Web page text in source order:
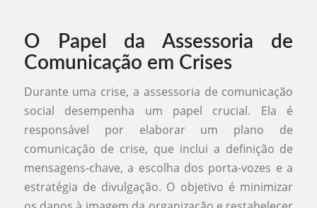
O Papel da Assessoria de
Comunicação em Crises
Durante uma crise, a assessoria de comunicação
social desempenha um papel crucial. Ela é
responsável por elaborar um plano de
comunicação de crise, que inclui a definição de
mensagens-chave, a escolha dos porta-vozes e a
estratégia de divulgação. O objetivo é minimizar